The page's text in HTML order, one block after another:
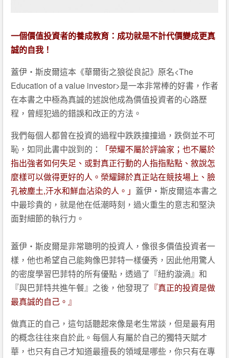
一個價值投資者的養成教育：成功就是不計代價變成更真
誠的自我！
蓋伊‧斯皮爾這本《華爾街之狼從良記》原名<The
Education of a value investor>是一本非常棒的好書，作者
在本書之中極為真誠的述說他成為價值投資者的心路歷
程，曾經犯過的錯誤和改正的方法。
我們每個人都曾在投資的過程中跌跌撞撞過，跌倒並不可
恥，如同此書中說到的：
「榮耀不屬於評論家；也不屬於
指出強者如何失足、或對真正行動的人指指點點、敘說怎
麼樣可以做得更好的人。榮耀歸於真正站在競技場上、臉
孔被塵土,汗水和鮮血沾染的人。」 蓋伊‧斯皮爾這本書之
中最珍貴的，就是他在低潮時刻，過火重生的意志和堅決
面對細節的執行力。
蓋伊‧斯皮爾是非常聰明的投資人，像很多價值投資者一
樣，他也希望自己能夠像巴菲特一樣優秀，因此他用驚人
的密度學習巴菲特的所有優點，透過了『紐約漩渦』和
『與巴菲特共進午餐』之後，他發現了 『真正的投資是做
最真誠的自己。』
做真正的自己，這句話聽起來像是老生常談，但是最有用
的概念往往來自於此。每個人有屬於自己的獨特天賦才
華，也只有自己才知道最擅長的領域是哪些，你只有在專